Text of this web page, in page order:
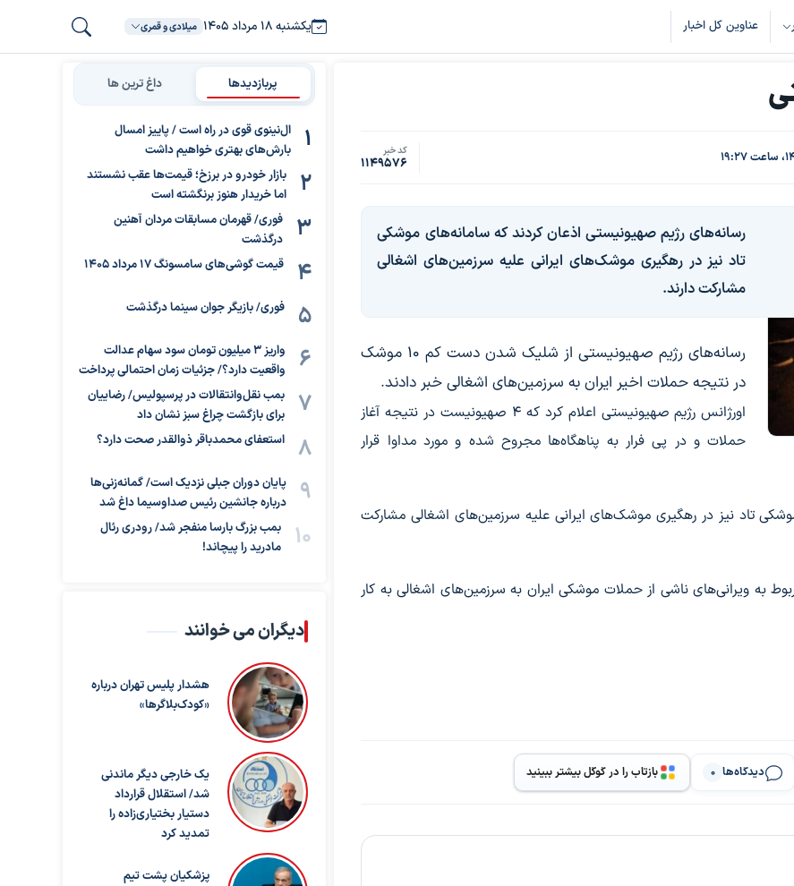
عناوین کل اخبار یکشنبه ۱۸ مرداد ۱۴۰۵ میلادی و قمری
کد خبر
1149576
رسانه‌های رژیم صهیونیستی اذعان کردند که سامانه‌های موشکی
تاد نیز در رهگیری موشک‌های ایرانی علیه سرزمین‌های اشغالی
مشارکت دارند.
رسانه‌های رژیم صهیونیستی از شلیک شدن دست کم ۱۰ موشک
در نتیجه حملات اخیر ایران به سرزمین‌های اشغالی خبر دادند.
اورژانس رژیم صهیونیستی اعلام کرد که ۴ صهیونیست در نتیجه آغاز
حملات و در پی فرار به پناهگاه‌ها مجروح شده و مورد مداوا قرار
تاد نیز در رهگیری موشک‌های ایرانی علیه سرزمین‌های اشغالی مشارکت
به ویرانی‌های ناشی از حملات موشکی ایران به سرزمین‌های اشغالی به کار
دیدگاه‌ها 0 بازتاب را در گوگل بیشتر ببینید
پربازدیدها داغ ترین ها
ال‌نینوی قوی در راه است / پاییز امسال
بارش‌های بهتری خواهیم داشت
بازار خودرو در برزخ؛ قیمت‌ها عقب نشستند
اما خریدار هنوز برنگشته است
فوری/ قهرمان مسابقات مردان آهنین
درگذشت
قیمت گوشی‌های سامسونگ 17 مرداد 1405
فوری/ بازیگر جوان سینما درگذشت
واریز ۳ میلیون تومان سود سهام عدالت
واقعیت دارد؟/ جزئیات زمان احتمالی پرداخت
بمب نقل‌وانتقالات در پرسپولیس/ رضاییان
برای بازگشت چراغ سبز نشان داد
استعفای محمدباقر ذوالقدر صحت دارد؟
پایان دوران جبلی نزدیک است/ گمانه‌زنی‌ها
درباره جانشین رئیس صداوسیما داغ شد
بمب بزرگ بارسا منفجر شد/ رودری رئال
مادرید را پیچاند!
دیگران می خوانند
هشدار پلیس تهران درباره
«کودک‌بلاگرها»
یک خارجی دیگر ماندنی
شد/ استقلال قرارداد
دستیار بختیاری‌زاده را
تمدید کرد
پزشکیان پشت تیم